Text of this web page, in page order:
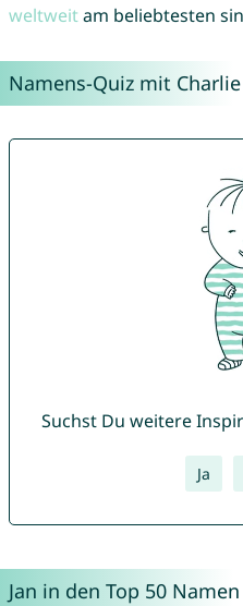
weltweitam beliebtesten
Namens-Quiz mit
Suchst Du weitere
Ja
Jan in den Top 50 Namen